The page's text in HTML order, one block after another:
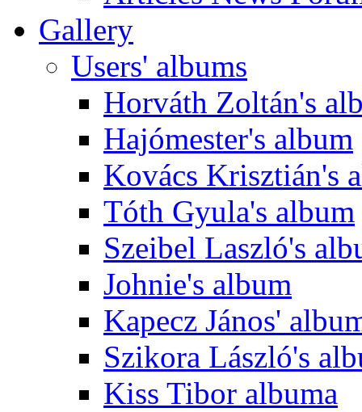
Gallery
Users' albums
Horváth Zoltán's
Hajómester's album
Kovács Krisztián's
Tóth Gyula's album
Szeibel Laszló's
Johnie's album
Kapecz János'
Szikora László's
Kiss Tibor albuma